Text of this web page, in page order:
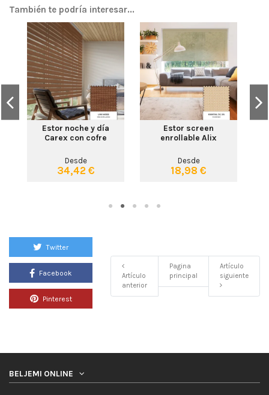
También te podría interesar...
Estor noche y día
Carex con cofre
Desde
34,42 €
Estor screen
enrollable Alix
Desde
18,98 €
Twitter
Facebook
Pinterest
Artículo
anterior
Pagina
principal
Artículo
siguiente
BELJEMI ONLINE